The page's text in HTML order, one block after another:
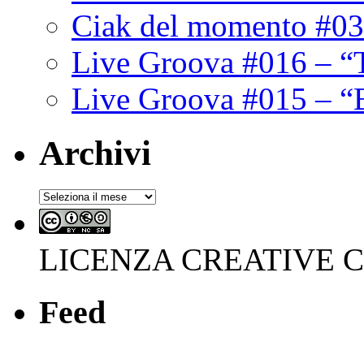
Ciak del momento
Live Groova #016 –
Live Groova #015 –
Archivi
Archivi
LICENZA CREATIVE
Feed